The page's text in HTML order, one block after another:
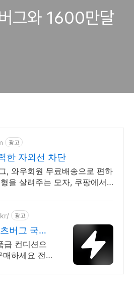
그와 1600만달
광고
한 자외선 차단
, 와우회원 무료배송으로 편하
을 살려주는 모자, 쿠팡에서
광고
버그 국내
래
급 컨디션으
하세요 전